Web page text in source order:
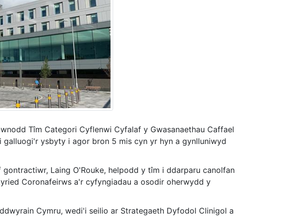
Tîm Categori Cyflenwi Cyfalaf y Gwasanaethau Caffael
ysbyty i agor bron 5 mis cyn yr hyn a gynlluniwyd
Laing O'Rouke, helpodd y tîm i ddarparu canolfan
Coronafeirws a'r cyfyngiadau a osodir oherwydd y
Cymru, wedi'i seilio ar Strategaeth Dyfodol Clinigol a